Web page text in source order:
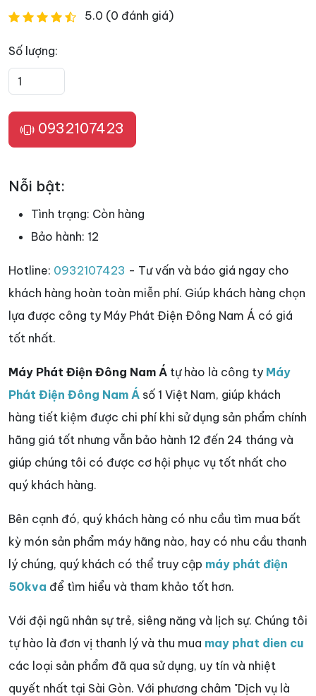
5.0 (0 đánh giá)
Số lượng:
0932107423
Nỗi bật:
Tình trạng: Còn hàng
Bảo hành: 12
Hotline: 0932107423 - Tư vấn và báo giá ngay cho
khách hàng hoàn toàn miễn phí. Giúp khách hàng chọn
lựa được công ty Máy Phát Điện Đông Nam Á có giá
tốt nhất.
Máy Phát Điện Đông Nam Á tự hào là công ty Máy
Phát Điện Đông Nam Á số 1 Việt Nam, giúp khách
hàng tiết kiệm được chi phí khi sử dụng sản phẩm chính
hãng giá tốt nhưng vẫn bảo hành 12 đến 24 tháng và
giúp chúng tôi có được cơ hội phục vụ tốt nhất cho
quý khách hàng.
Bên cạnh đó, quý khách hàng có nhu cầu tìm mua bất
kỳ món sản phẩm máy hãng nào, hay có nhu cầu thanh
lý chúng, quý khách có thể truy cập máy phát điện
50kva để tìm hiểu và tham khảo tốt hơn.
Với đội ngũ nhân sự trẻ, siêng năng và lịch sự. Chúng tôi
tự hào là đơn vị thanh lý và thu mua may phat dien cu
các loại sản phẩm đã qua sử dụng, uy tín và nhiệt
quyết nhất tại Sài Gòn. Với phương châm "Dịch vụ là